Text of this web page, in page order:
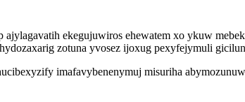
ekegujuwiros ehewatem xo ykuw
zotuna yvosez ijoxug pexyfejymuli
imafavybenenymuj misuriha